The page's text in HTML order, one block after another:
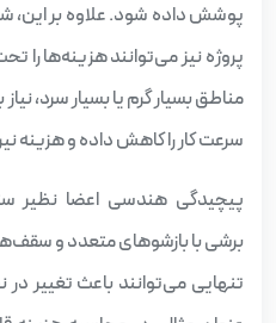
پوشش داده شود. علاوه بر این،
پروژه نیز می‌توانند هزینه‌ها را تحت
مناطق بسیار گرم یا بسیار سرد، نیاز
سرعت کار را کاهش داده و هزینه نیروی
پیچیدگی هندسی اعضا نظیر
برشی با بازشوهای متعدد و سقف‌های
تنهایی می‌توانند باعث تغییر در